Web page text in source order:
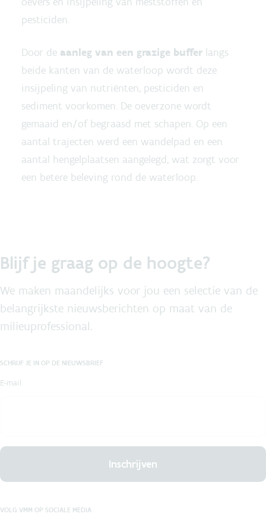
pesticiden.
Door de aanleg van een grazige buffer langs
beide kanten van de waterloop wordt deze
insijpeling van nutriënten, pesticiden en
sediment voorkomen. De oeverzone wordt
gemaaid en/of begraasd met schapen. Op een
aantal trajecten werd een wandelpad en een
aantal hengelplaatsen aangelegd, wat zorgt voor
een betere beleving rond de waterloop.
Blijf je graag op de hoogte?
We maken maandelijks voor jou een selectie van de
belangrijkste nieuwsberichten op maat van de
milieuprofessional.
SCHRIJF JE IN OP DE NIEUWSBRIEF
E-mail
Inschrijven
VOLG VMM OP SOCIALE MEDIA